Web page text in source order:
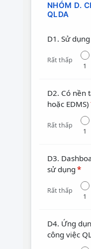
NHÓM D.
QLDA
D1. Sử
Rất thấp
1
D2. Có nền
hoặc EDMS)
Rất thấp
1
D3.
sử dụng *
Rất thấp
1
D4. Ứng
công việc